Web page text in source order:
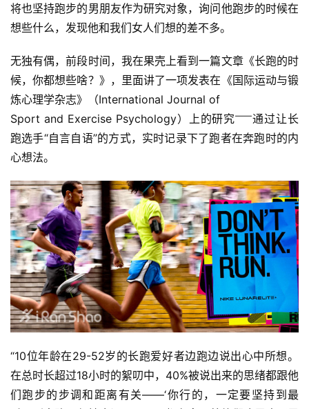
赛
观
将也坚持跑步的男朋友作为研究对象，询问他跑步的时候在
想些什么，发现他和我们女人们想的差不多。
无独有偶，前段时间，我在果壳上看到一篇文章《长跑的时
候，你都想些啥？》，里面讲了一项发表在《国际运动与锻
炼心理学杂志》（International Journal of
Sport and Exercise Psychology）上的研究——通过让长
跑选手“自言自语”的方式，实时记录下了跑者在奔跑时的内
心想法。
“10位年龄在29-52岁的长跑爱好者边跑边说出心中所想。
在总时长超过18小时的絮叨中，40%被说出来的思绪都跟他
们跑步的步调和距离有关——‘你行的，一定要坚持到最